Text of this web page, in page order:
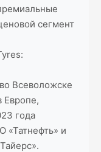
сегмент
Всеволожске
Европе,
года
«Татнефть» и